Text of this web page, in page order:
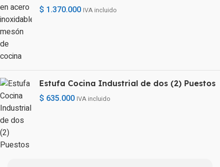
$ 1.370.000 IVA incluido
Estufa Cocina Industrial de dos (2) Puestos
$ 635.000 IVA incluido